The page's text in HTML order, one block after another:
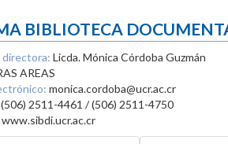
BIBLIOTECA
Licda. Mónica Córdoba Guzmán
AREAS
monica.cordoba@ucr.ac.cr
(506) 2511-4461 / (506) 2511-4750
www.sibdi.ucr.ac.cr